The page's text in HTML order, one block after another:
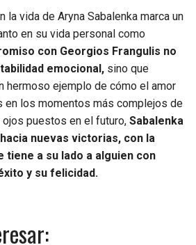
la vida de Aryna Sabalenka marca un
en su vida personal como
con Georgios Frangulis no
emocional, sino que
hermoso ejemplo de cómo el amor
en los momentos más complejos de
ojos puestos en el futuro, Sabalenka
nuevas victorias, con la
tiene a su lado a alguien con
y su felicidad.